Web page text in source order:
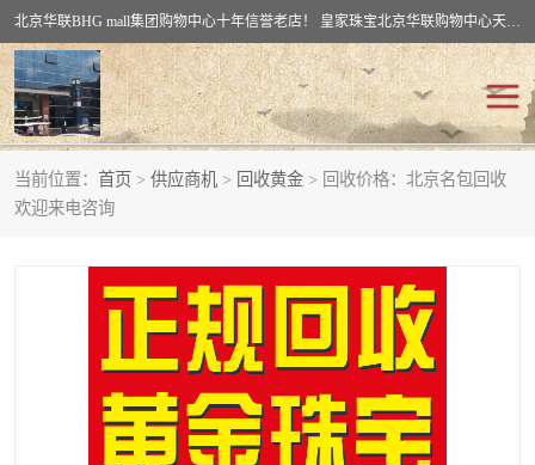
北京华联BHG mall集团购物中心十年信誉老店！ 皇家珠宝北京华联购物中心天时名苑店竭诚欢迎您。 北京市通州区（八通线）通州北苑地铁华联购物中心一层皇家珠宝 北京皇家珠宝通州黄金回收黄金首饰加工店（八通线: 通州北苑地铁华联店）：通州区通州北苑地铁华联购物中心一层皇家珠宝。
当前位置： 首页 > 供应商机 > 回收黄金 > 回收价格：北京名包回收
欢迎来电咨询
回收黄金
回收钯金 回收钻石
回收翡翠玉石